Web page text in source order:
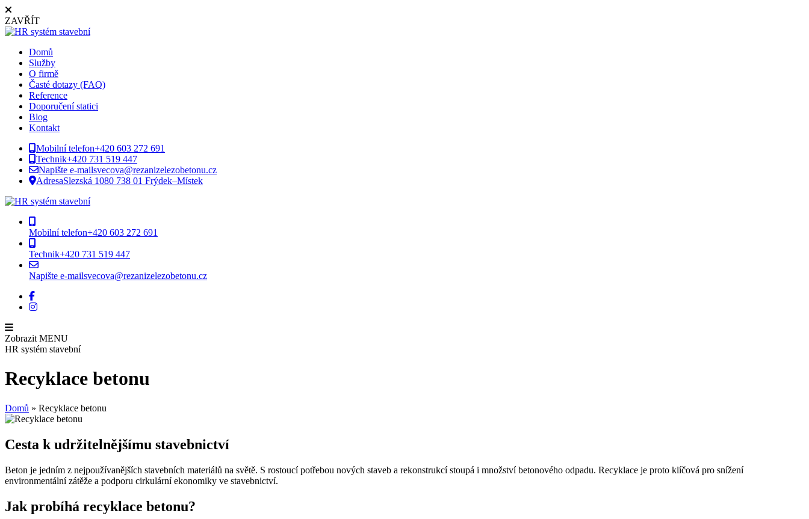
ZAVŘÍT
Domů
Služby
O firmě
Časté dotazy (FAQ)
Reference
Doporučení statici
Blog
Kontakt
Mobilní telefon+420 603 272 691
Technik+420 731 519 447
Napište e-mailsvecova@rezanizelezobetonu.cz
AdresaSlezská 1080 738 01 Frýdek–Místek
Mobilní telefon+420 603 272 691
Technik+420 731 519 447
Napište e-mailsvecova@rezanizelezobetonu.cz
Zobrazit MENU
HR systém stavební
Recyklace betonu
Domů » Recyklace betonu
Cesta k udržitelnějšímu stavebnictví
Beton je jedním z nejpoužívanějších stavebních materiálů na světě. S rostoucí potřebou nových staveb a rekonstrukcí stoupá i množství betonového odpadu. Recyklace je proto klíčová pro snížení
environmentální zátěže a podporu cirkulární ekonomiky ve stavebnictví.
Jak probíhá recyklace betonu?